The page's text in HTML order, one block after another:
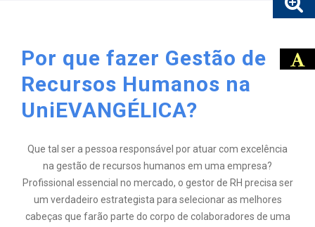
Por que fazer Gestão de
Recursos Humanos na
UniEVANGÉLICA?
Que tal ser a pessoa responsável por atuar com excelência
na gestão de recursos humanos em uma empresa?
Profissional essencial no mercado, o gestor de RH precisa ser
um verdadeiro estrategista para selecionar as melhores
cabeças que farão parte do corpo de colaboradores de uma